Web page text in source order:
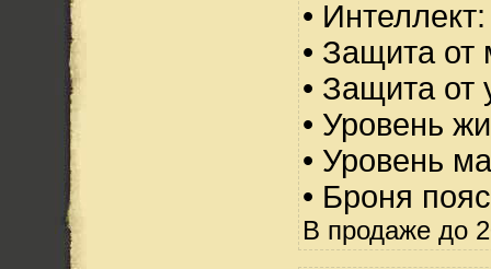
•
• Защита от
• Защита от
• Уровень
• Уровень
• Броня
В продаже до